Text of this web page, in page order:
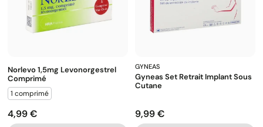
Norlevo 1,5mg Levonorgestrel
Comprimé
1 comprimé
Prix
4,99 €
GYNEAS
Gyneas Set Retrait Implant Sous
Cutane
Prix
9,99 €